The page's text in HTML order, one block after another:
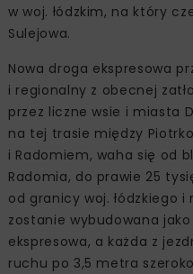
w woj. łódzkim, na który
Sulejowa.
Nowa droga ekspresowa
i regionalny z obecnej
przez liczne wsie i miasta
na tej trasie między
i Radomiem, waha się od
Radomia, do prawie 25
od granicy woj. łódzkiego
zostanie wybudowana
ekspresowa, a każda z
ruchu po 3,5 metra